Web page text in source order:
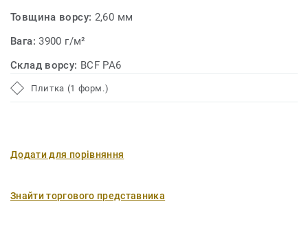
Товщина ворсу: 2,60 мм
Вага:3900 г/м²
Склад ворсу: BCF PA6
Плитка (1 форм.)
Додати для порівняння
Знайти торгового представника